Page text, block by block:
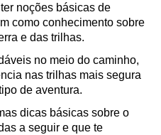
noções básicas de
como conhecimento sobre
e das trilhas.
no meio do caminho,
nas trilhas mais segura
de aventura.
dicas básicas sobre o
a seguir e que te